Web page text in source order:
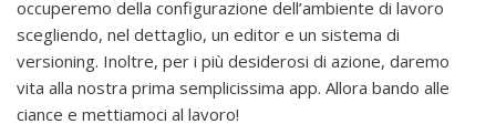
occuperemo della configurazione dell’ambiente di lavoro
scegliendo, nel dettaglio, un editor e un sistema di
versioning. Inoltre, per i più desiderosi di azione, daremo
vita alla nostra prima semplicissima app. Allora bando alle
ciance e mettiamoci al lavoro!